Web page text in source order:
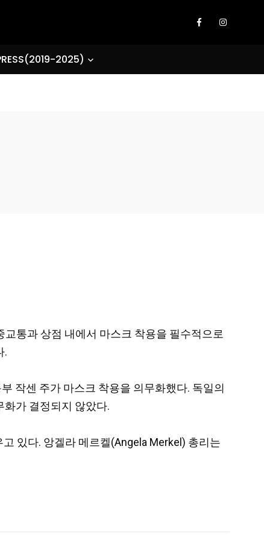
2025)
통과 상점 내에서 마스크 착용을 필수적으로
.
작센 주가 마스크 착용을 의무화했다. 독일의
가 결정되지 않았다.
있다. 앙겔라 메르켈(Angela Merkel) 총리는